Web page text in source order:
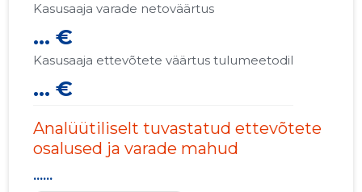
Kasusaaja varade netoväärtus
... €
Kasusaaja ettevõtete väärtus tulumeetodil
... €
Analüütiliselt tuvastatud ettevõtete
osalused ja varade mahud
......